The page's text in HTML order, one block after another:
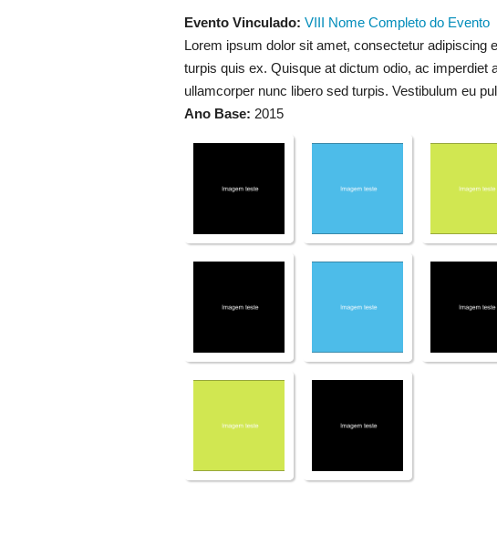
Evento Vinculado: VIII Nome Completo do Evento
Lorem ipsum dolor sit amet, consectetur adipiscing
turpis quis ex. Quisque at dictum odio, ac
ullamcorper nunc libero sed turpis. Vestibulum eu
Ano Base: 2015